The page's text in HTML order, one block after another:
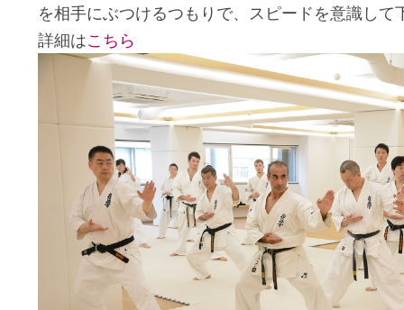
を相手にぶつけるつもりで、スピードを意識し
詳細はこちら